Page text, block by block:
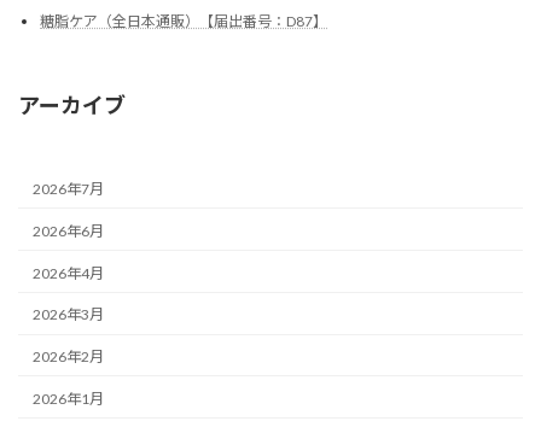
糖脂ケア（全日本通販）【届出番号：D87】
アーカイブ
2026年7月
2026年6月
2026年4月
2026年3月
2026年2月
2026年1月